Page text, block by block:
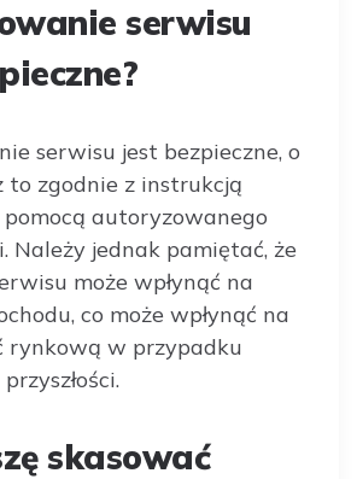
serwisu
serwisu jest bezpieczne, o
to zgodnie z instrukcją
pomocą autoryzowanego
Należy jednak pamiętać, że
może wpłynąć na
co może wpłynąć na
rynkową w przypadku
skasować